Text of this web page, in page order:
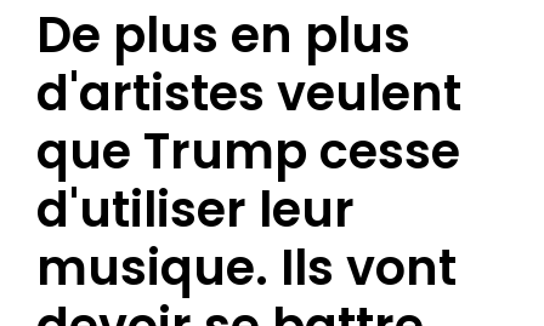
De plus en plus
d'artistes veulent
que Trump cesse
d'utiliser leur
musique. Ils vont